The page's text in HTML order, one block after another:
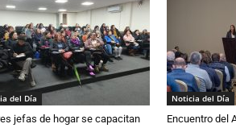
del Día
jefas de hogar se capacitan
Noticia del Día
Encuentro del